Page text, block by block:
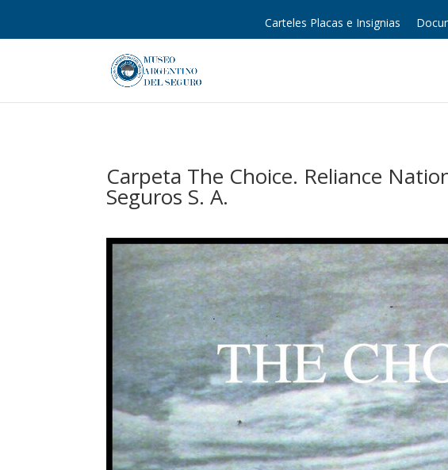
Carteles Placas e Insignias
Carpeta The Choice. Reliance
Seguros S. A.